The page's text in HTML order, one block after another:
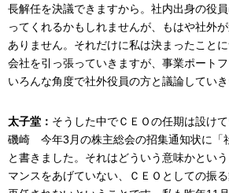
長解任を決議できますから。社内出身の役
ってくれるかもしれませんが、もはや社外
ありません。それだけに私は決まったこと
会社を引っ張っていきますが、事業ポート
いろんな角度で社外役員の方と議論していき
太子堂： そうした中でＣＥＯの任期は設け
磯崎 今年3月の株主総会の招集通知状に「
と書きました。それはどういう意味かとい
マンスをあげていない、ＣＥＯとしての振